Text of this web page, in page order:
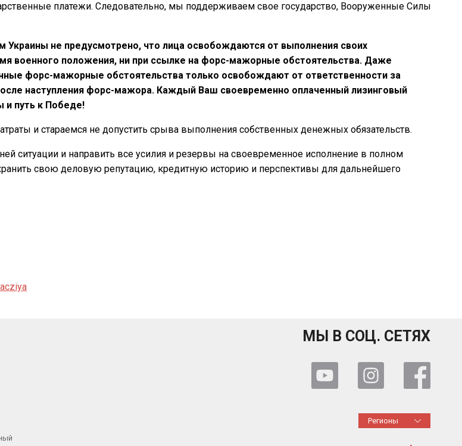
платежи. Следовательно, мы поддерживаем свое государство, Вооруженные Силы
не предусмотрено, что лица освобождаются от выполнения своих
военного положения, ни при ссылке на форс-мажорные обстоятельства. Даже
форс-мажорные обстоятельства только освобождают от ответственности за
наступления форс-мажора. Каждый Ваш своевременно оплаченный лизинговый
и путь к Победе!
и стараемся не допустить срыва выполнения собственных денежных обязательств.
ситуации и направить все усилия и резервы на своевременное исполнение в полном
свою деловую репутацию, кредитную историю и перспективы для дальнейшего
МЫ В СОЦ. СЕТЯХ
Регионы